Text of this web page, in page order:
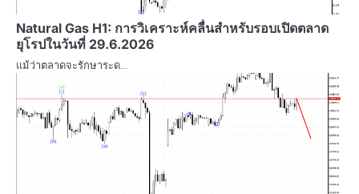
Natural Gas H1: การวิเคราะห์คลื่นสำหรับรอบเปิดตลาด
ยุโรปในวันที่ 29.6.2026
แม้ว่าตลาดจะรักษาระด…